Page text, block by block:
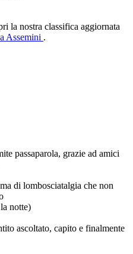
la nostra classifica aggiornata
Assemini .
passaparola, grazie ad amici
di lombosciatalgia che non
notte)
ascoltato, capito e finalmente